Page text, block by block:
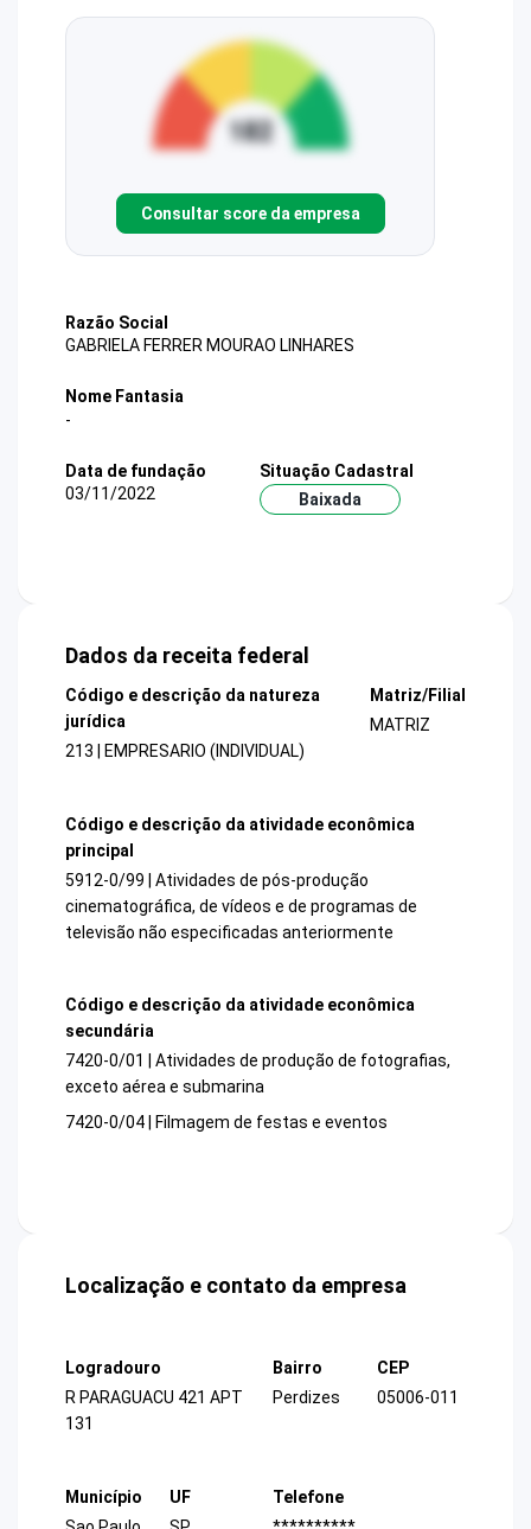
Consultar score da empresa
Razão Social
GABRIELA FERRER MOURAO LINHARES
Nome Fantasia
-
Data de fundação
03/11/2022
Situação Cadastral
Baixada
Dados da receita federal
Código e descrição da natureza
jurídica
213 | EMPRESARIO (INDIVIDUAL)
Matriz/Filial
MATRIZ
Código e descrição da atividade econômica
principal
5912-0/99 | Atividades de pós-produção
cinematográfica, de vídeos e de programas de
televisão não especificadas anteriormente
Código e descrição da atividade econômica
secundária
7420-0/01 | Atividades de produção de fotografias,
exceto aérea e submarina
7420-0/04 | Filmagem de festas e eventos
Localização e contato da empresa
Logradouro
R PARAGUACU 421 APT
131
Bairro
Perdizes
CEP
05006-011
Município
UF
Telefone